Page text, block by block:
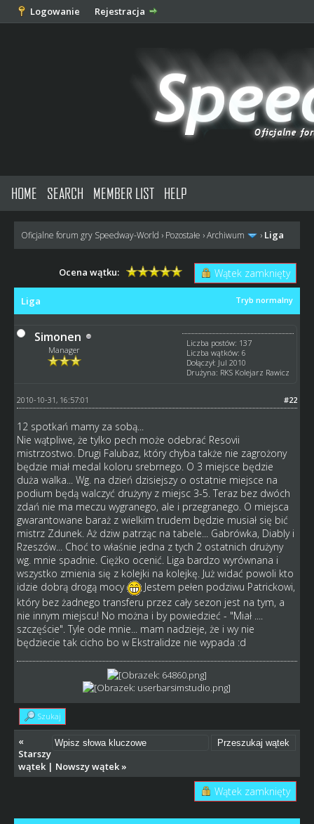
Logowanie Rejestracja
HOME SEARCH MEMBER LIST HELP
Oficjalne forum gry Speedway-World › Pozostałe ›Archiwum › Liga
Wątek zamknięty
Ocena wątku:
Tryb normalny
Liga
Simonen
Manager
Liczba postów: 137
Liczba wątków: 6
Dołączył: Jul 2010
Drużyna: RKS Kolejarz Rawicz
#22
2010-10-31, 16:57:01
12 spotkań mamy za sobą...
Nie wątpliwe, że tylko pech może odebrać Resovii
mistrzostwo. Drugi Falubaz, który chyba także nie zagrożony
będzie miał medal koloru srebrnego. O 3 miejsce będzie
duża walka... Wg. na dzień dzisiejszy o ostatnie miejsce na
podium będą walczyć drużyny z miejsc 3-5. Teraz bez dwóch
zdań nie ma meczu wygranego, ale i przegranego. O miejsca
gwarantowane baraż z wielkim trudem będzie musiał się bić
mistrz Zdunek. Aż dziw patrząc na tabele... Gabrówka, Diably i
Rzeszów... Choć to właśnie jedna z tych 2 ostatnich drużyny
wg. mnie spadnie. Ciężko ocenić. Liga bardzo wyrównana i
wszystko zmienia się z kolejki na kolejkę. Już widać powoli kto
idzie dobrą drogą mocy
Jestem pełen podziwu Patrickowi,
który bez żadnego transferu przez cały sezon jest na tym, a
nie innym miejscu! No można i by powiedzieć - "Miał ....
szczęście". Tyle ode mnie... mam nadzieje, że i wy nie
będziecie tak cicho bo w Ekstralidze nie wypada :d
Szukaj
«
Starszy
wątek| Nowszy wątek»
Wątek zamknięty